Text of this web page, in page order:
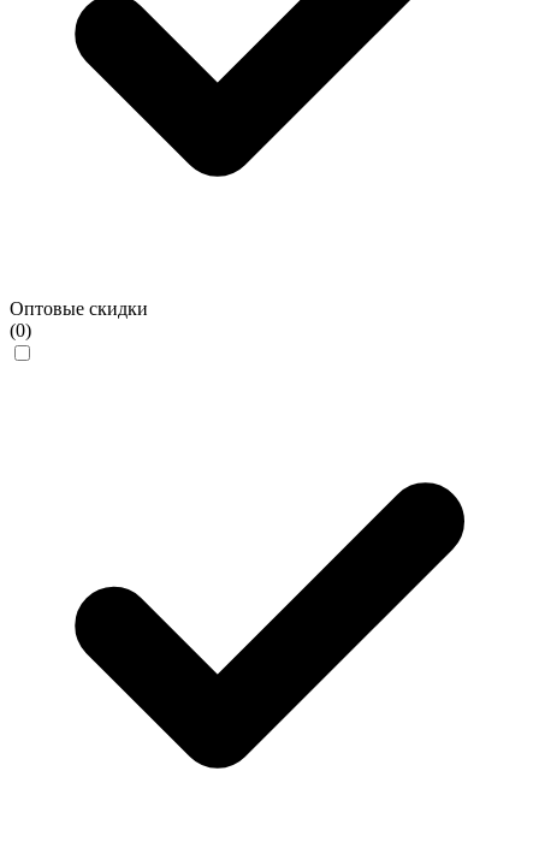
Оптовые скидки
(0)